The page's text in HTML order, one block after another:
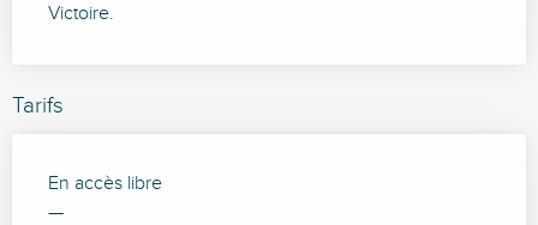
Victoire.
Tarifs
En accès libre
—